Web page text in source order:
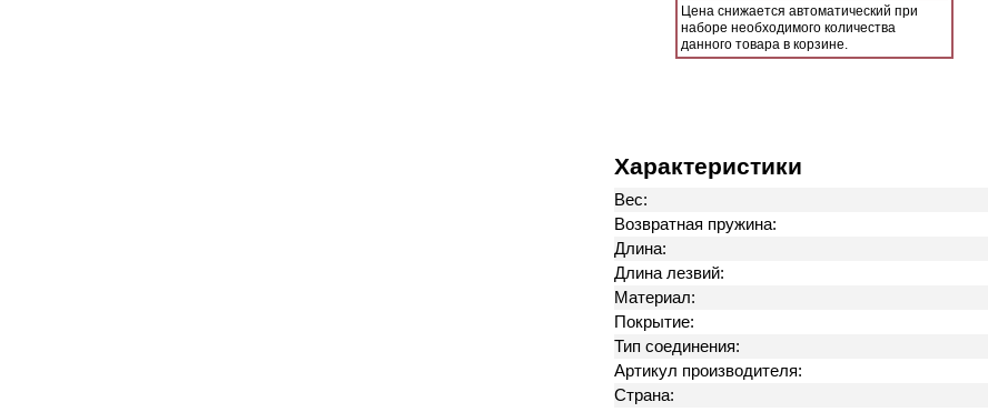
Цена снижается автоматический при
наборе необходимого количества
данного товара в корзине.
Характеристики
Вес:
Возвратная пружина:
Длина:
Длина лезвий:
Материал:
Покрытие:
Тип соединения:
Артикул производителя:
Страна: